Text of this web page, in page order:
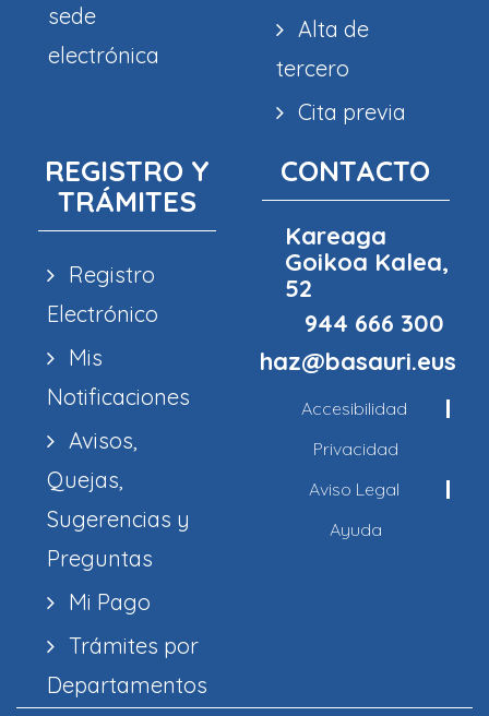
sede
electrónica
Alta de
tercero
Cita previa
REGISTRO Y
TRÁMITES
Registro
Electrónico
Mis
Notificaciones
Avisos,
Quejas,
Sugerencias y
Preguntas
Mi Pago
Trámites por
Departamentos
CONTACTO
Kareaga
Goikoa Kalea,
52
944 666 300
haz@basauri.eus
Accesibilidad
Privacidad
Aviso Legal
Ayuda